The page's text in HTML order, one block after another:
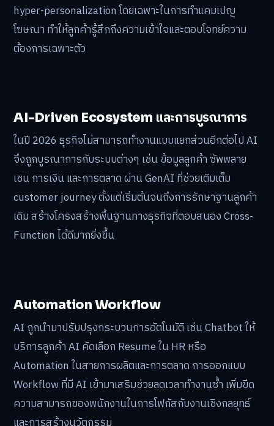
hyper-personalization โดยเฉพาะในการทำแคมเปญ
โฆษณา ทำให้ลูกค้ารู้สึกถึงความเข้าใจและตอบโจทย์ความ
ต้องการเฉพาะตัว
AI-Driven Ecosystem และการบูรณาการ
ในปี 2026 ธุรกิจไม่สามารถทำงานแบบแยกส่วนอีกต่อไป AI
จึงถูกบูรณาการกับระบบต่างๆ เช่น ข้อมูลลูกค้า ซัพพลาย
เชน การเงิน และการตลาด ผ่าน GenAI ที่ช่วยเติมเต็ม
customer journey ตั้งแต่เริ่มต้นจนถึงการรักษาฐานลูกค้า
เดิม สร้างโครงสร้างพื้นฐานทางธุรกิจที่ตอบสนอง Cross-
Function ได้ดีมากยิ่งขึ้น
Automation Workflow
AI ถูกนำมาปรับปรุงกระบวนการอัตโนมัติ เช่น Chatbot ให้
บริการลูกค้า AI คัดเลือก Resume ใน HR หรือ
Automation ในสายการผลิตและการตลาด การออกแบบ
Workflow ที่มี AI เข้ามาเสริมช่วยลดเวลาทำงานซ้ำ เพิ่มขีด
ความสามารถของพนักงานในการโฟกัสกับงานเชิงกลยุทธ์